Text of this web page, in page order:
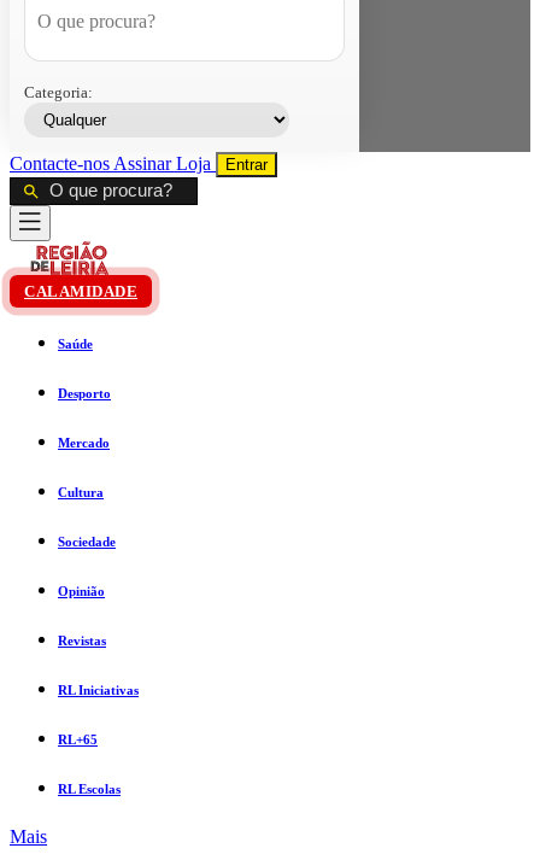
Categoria:
Contacte-nos AssinarLoja Entrar
CALAMIDADE
Saúde
Desporto
Mercado
Cultura
Sociedade
Opinião
Revistas
RL Iniciativas
RL+65
RL Escolas
Mais